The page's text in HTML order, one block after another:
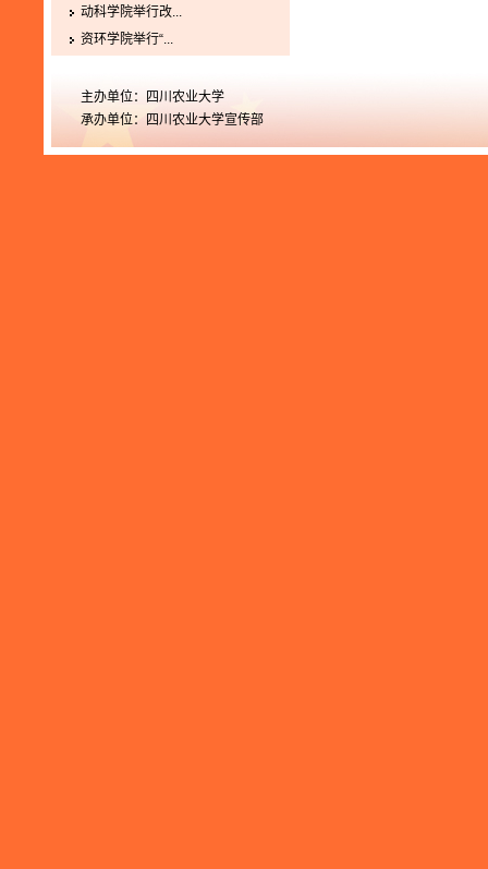
动科学院举行改...
资环学院举行“...
主办单位：四川农业大学
承办单位：四川农业大学宣传部